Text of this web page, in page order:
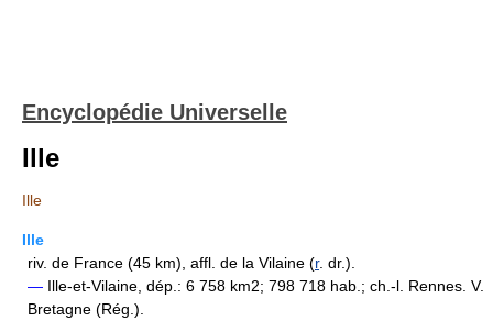
Encyclopédie Universelle
Ille
Ille
Ille
riv. de France (45 km), affl. de la Vilaine (r. dr.).
— Ille-et-Vilaine, dép.: 6 758 km2; 798 718 hab.; ch.-l. Rennes. V.
Bretagne (Rég.).